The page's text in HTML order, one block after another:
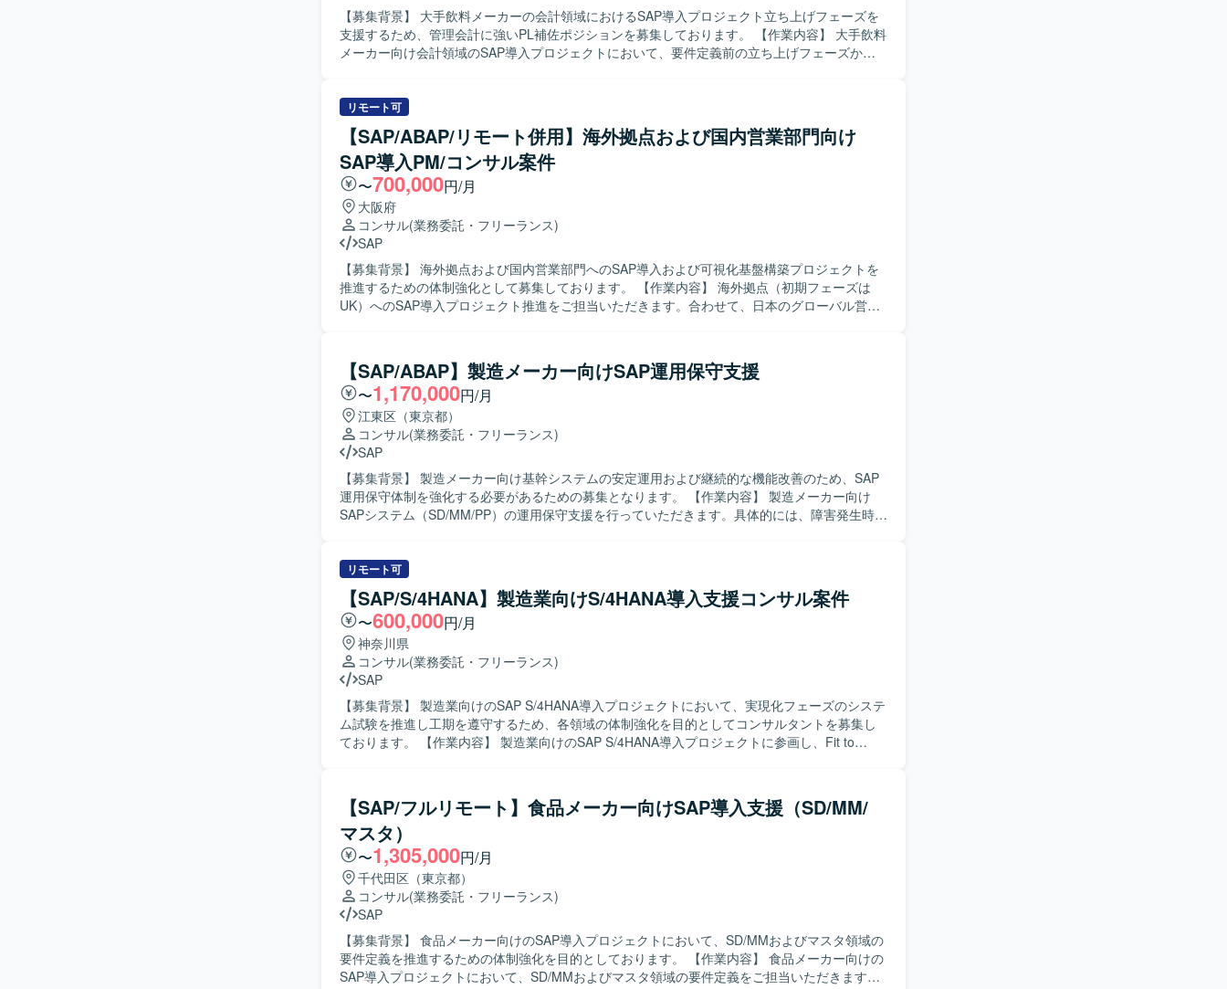
【募集背景】 大手飲料メーカーの会計領域におけるSAP導入プロジェクト立ち上げフェーズを
支援するため、管理会計に強いPL補佐ポジションを募集しております。 【作業内容】 大手飲料
メーカー向け会計領域のSAP導入プロジェクトにおいて、要件定義前の立ち上げフェーズから
た、元請SIer側の若手メンバーのマネジメントもご担当いただきます。 【求める人物像】 管理
会計と財務会計の双方を理解し、エンドユーザーの多様な要望に対して冷静かつ柔軟に対応で
きる方を求めております。関係者とのコミュニケーションを通じて合意形成を図り、プロジェ
クトを前向きに推進できる方にご活躍いただきたいと考えております。 【ポジションの魅力】
大手メーカーの重要プロジェクト立ち上げフェーズから参画でき、会計領域におけるSAP導入
の上流工程を主導的に経験していただけます。管理会計の専門性を活かしつつ、エンドとの要
件調整や若手メンバーのマネジメントなど、上流マネジメントスキルも磨くことができる環境
です。 【開発環境】 SAP FI/CO を中心とした会計領域のSAP環境を前提としたプロジェクトと
なります。
リモート可
【SAP/ABAP/リモート併用】海外拠点および国内営業部門向け
SAP導入PM/コンサル案件
〜700,000円/月
大阪府
コンサル(業務委託・フリーランス)
SAP
【募集背景】 海外拠点および国内営業部門へのSAP導入および可視化基盤構築プロジェクトを
推進するための体制強化として募集しております。 【作業内容】 海外拠点（初期フェーズは
UK）へのSAP導入プロジェクト推進をご担当いただきます。合わせて、日本のグローバル営業
理、ステークホルダー調整を担い、コンサルタントは各モジュールの要件定義、Fit&Gap、設計
レビュー、受入支援などをリードしていただきます。 【求める人物像】 グローバルプロジェク
ト環境において主体的にコミュニケーションを図り、関係者と協調しながら物事を前に進めら
れる方を求めております。お客様の業務を理解したうえで、論理的に説明しつつ合意形成をリ
ードできる方、変化のある状況でも柔軟に対応いただける方が望ましいです。 【ポジションの
魅力】 海外拠点と日本のグローバル営業部門をまたぐ大規模なSAP導入プロジェクトに参画い
ただけます。複数モジュールにまたがる業務・システム領域を経験できるとともに、可視化基
盤の構築にも関わることで、上流工程から基盤構想まで幅広い経験を積むことができます。グ
ローバル環境でのプロジェクト推進を通じて、英語力やマルチカルチャーコミュニケーション
のスキル向上も期待できます。 【開発環境】 SAPを中心とした基幹システムおよび可視化基盤
【SAP/ABAP】製造メーカー向けSAP運用保守支援
〜1,170,000円/月
江東区（東京都）
コンサル(業務委託・フリーランス)
SAP
【募集背景】 製造メーカー向け基幹システムの安定運用および継続的な機能改善のため、SAP
運用保守体制を強化する必要があるための募集となります。 【作業内容】 製造メーカー向け
SAPシステム（SD/MM/PP）の運用保守支援を行っていただきます。具体的には、障害発生時の
担当していただきます。また、関連部門との調整やドキュメント作成なども実施していただき
ます。 【求める人物像】 SAPの業務・技術両面に主体的に取り組み、関係者と円滑にコミュニ
ケーションを取りながら課題解決を進めていただける方を求めております。自ら状況を整理
し、顧客の要望を的確に理解して提案・改善に結びつけられる方にご活躍いただける環境で
す。 【ポジションの魅力】 複数モジュール（SD/MM/PP）に関わりながら、導入後の運用保守
を通じてビジネスプロセスの理解を深められるポジションです。コンサルタントおよび概要設
計者として、要件定義から設計・改善提案まで幅広いフェーズを経験でき、SAPスキルを一層
高めていただけます。 【開発環境】 SAP ERP環境上での運用保守・改修作業が中心となり、
ABAPによるプログラム改修および関連ドキュメントの作成を行っていただきます。
リモート可
【SAP/S/4HANA】製造業向けS/4HANA導入支援コンサル案件
〜600,000円/月
神奈川県
コンサル(業務委託・フリーランス)
SAP
【募集背景】 製造業向けのSAP S/4HANA導入プロジェクトにおいて、実現化フェーズのシステ
ム試験を推進し工期を遵守するため、各領域の体制強化を目的としてコンサルタントを募集し
ております。 【作業内容】 製造業向けのSAP S/4HANA導入プロジェクトに参画し、Fit to
および対応、追加アドオン実装に関する支援をご担当いただきます。プロジェクトシステム、
販売管理、管理会計といった各領域のコンサルタントとして、担当領域の要件を踏まえた設定
や検証、ユーザー対応を行っていただきます。 【求める人物像】 SAP導入プロジェクトにおけ
る豊富な経験を活かし、Fit to Standard方針を理解したうえで標準機能の活用を主体的に推進し
ていただける方を求めております。システム試験で発生する課題に対して粘り強く検討し、関
係者と協調しながら解決に導いていただける方が望ましいです。ユーザーとのコミュニケーシ
ョンを円滑に行い、教育や説明も丁寧に対応していただける方を歓迎いたします。 【ポジショ
ンの魅力】 製造業向けの大規模なSAP S/4HANA導入プロジェクトに参画し、PS、SD、COとい
った基幹領域でFit to Standard方針の導入を経験していただけます。実現化フェーズでのシステ
ム試験や追加アドオン実装を通じて、標準機能と業務要件のフィット＆ギャップを深く理解し
ながら、上流から下流まで一貫した導入プロセスに関わることができます。 【開発環境】 SAP
【SAP/フルリモート】食品メーカー向けSAP導入支援（SD/MM/
マスタ）
〜1,305,000円/月
千代田区（東京都）
コンサル(業務委託・フリーランス)
SAP
【募集背景】 食品メーカー向けのSAP導入プロジェクトにおいて、SD/MMおよびマスタ領域の
要件定義を推進するための体制強化を目的としております。 【作業内容】 食品メーカー向けの
SAP導入プロジェクトにおいて、SD/MMおよびマスタ領域の要件定義をご担当いただきます。